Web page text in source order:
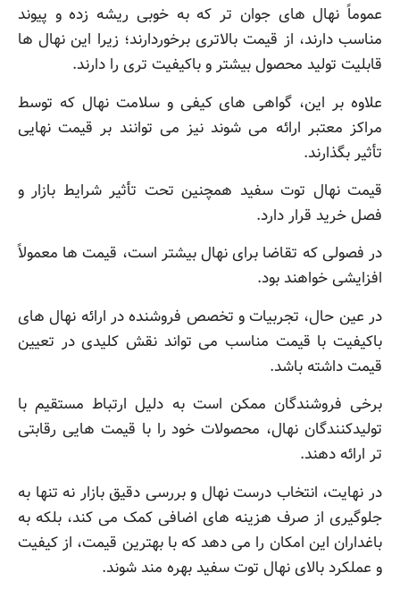
عموماً نهال های جوان تر که به خوبی ریشه زده و پیوند
مناسب دارند، از قیمت بالاتری برخوردارند؛ زیرا این نهال ها
قابلیت تولید محصول بیشتر و باکیفیت تری را دارند.
علاوه بر این، گواهی های کیفی و سلامت نهال که توسط
مراکز معتبر ارائه می شوند نیز می توانند بر قیمت نهایی
تأثیر بگذارند.
قیمت نهال توت سفید همچنین تحت تأثیر شرایط بازار و
فصل خرید قرار دارد.
در فصولی که تقاضا برای نهال بیشتر است، قیمت ها معمولاً
افزایشی خواهند بود.
در عین حال، تجربیات و تخصص فروشنده در ارائه نهال های
باکیفیت با قیمت مناسب می تواند نقش کلیدی در تعیین
قیمت داشته باشد.
برخی فروشندگان ممکن است به دلیل ارتباط مستقیم با
تولیدکنندگان نهال، محصولات خود را با قیمت هایی رقابتی
تر ارائه دهند.
در نهایت، انتخاب درست نهال و بررسی دقیق بازار نه تنها به
جلوگیری از صرف هزینه های اضافی کمک می کند، بلکه به
باغداران این امکان را می دهد که با بهترین قیمت، از کیفیت
و عملکرد بالای نهال توت سفید بهره مند شوند.